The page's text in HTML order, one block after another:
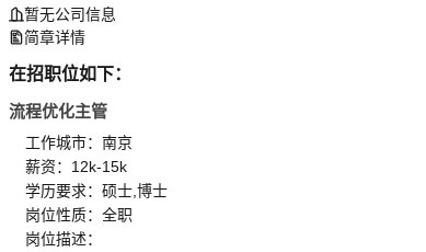
暂无公司信息
简章详情
在招职位如下：
流程优化主管
工作城市：南京
薪资：12k-15k
学历要求：硕士,博士
岗位性质：全职
岗位描述：